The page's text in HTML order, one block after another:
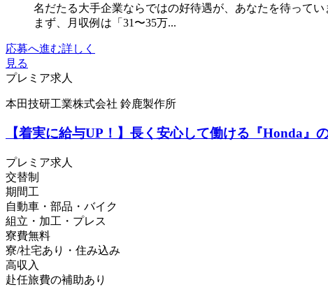
名だたる大手企業ならではの好待遇が、あなたを待って
まず、月収例は「31〜35万...
応募へ進む詳しく
見る
プレミア求人
本田技研工業株式会社 鈴鹿製作所
【着実に給与UP！】長く安心して働ける『Honda
プレミア求人
交替制
期間工
自動車・部品・バイク
組立・加工・プレス
寮費無料
寮/社宅あり・住み込み
高収入
赴任旅費の補助あり